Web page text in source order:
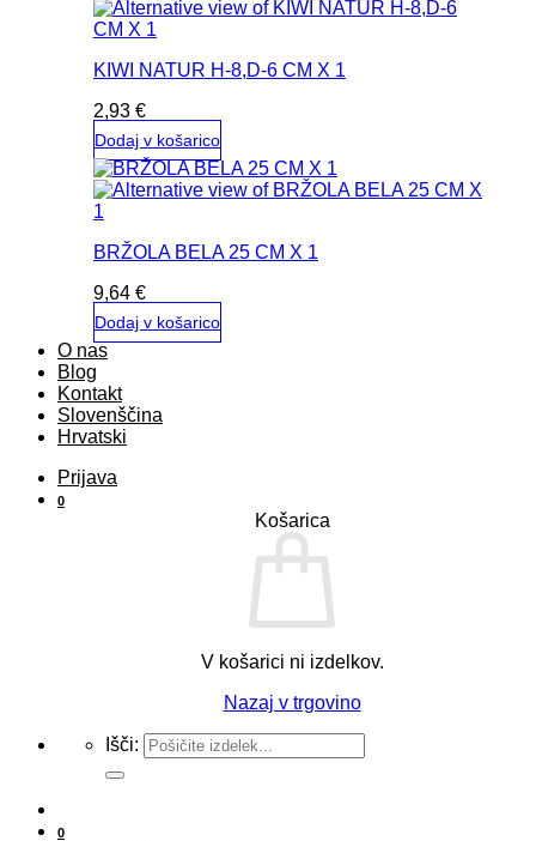
KIWI NATUR H-8,D-6 CM X 1
2,93 €
Dodaj v košarico
BRŽOLA BELA 25 CM X 1
9,64 €
Dodaj v košarico
O nas
Blog
Kontakt
Slovenščina
Hrvatski
Prijava
0
Košarica
V košarici ni izdelkov.
Nazaj v trgovino
Išči:
0